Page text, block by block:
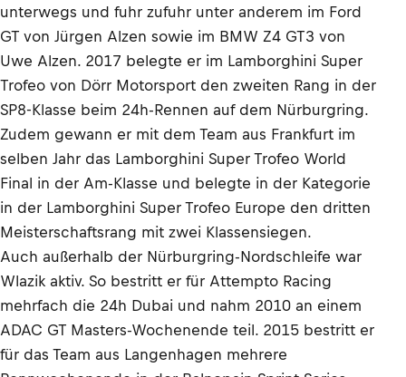
unterwegs und fuhr zufuhr unter anderem im Ford
GT von Jürgen Alzen sowie im BMW Z4 GT3 von
Uwe Alzen. 2017 belegte er im Lamborghini Super
Trofeo von Dörr Motorsport den zweiten Rang in der
SP8-Klasse beim 24h-Rennen auf dem Nürburgring.
Zudem gewann er mit dem Team aus Frankfurt im
selben Jahr das Lamborghini Super Trofeo World
Final in der Am-Klasse und belegte in der Kategorie
in der Lamborghini Super Trofeo Europe den dritten
Meisterschaftsrang mit zwei Klassensiegen.
Auch außerhalb der Nürburgring-Nordschleife war
Wlazik aktiv. So bestritt er für Attempto Racing
mehrfach die 24h Dubai und nahm 2010 an einem
ADAC GT Masters-Wochenende teil. 2015 bestritt er
für das Team aus Langenhagen mehrere